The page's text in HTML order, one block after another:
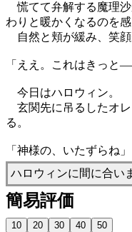
慌てて弁解する魔理
わりと暖かくなるのを感
自然と頬が緩み、笑顔
「ええ。これはきっと
今日はハロウィン。
玄関先に吊るしたオ
る。
「神様の、いたずらね」
ハロウィンに間に合い
簡易評価